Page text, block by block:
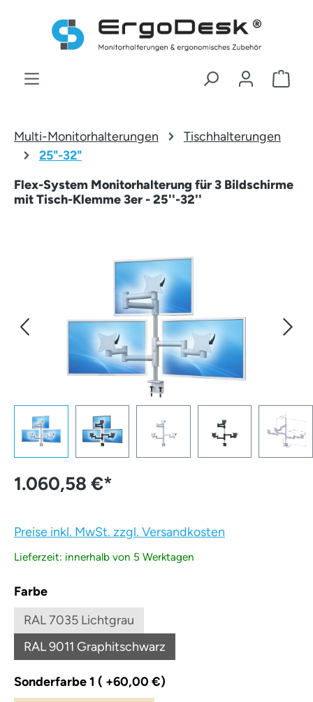
Zum Hauptinhalt springen
Multi-Monitorhalterungen
Tischhalterungen
25"-32"
Flex-System Monitorhalterung für 3 Bildschirme
mit Tisch-Klemme 3er - 25''-32''
Bildergalerie überspringen
1.060,58 €*
Preise inkl. MwSt. zzgl. Versandkosten
Lieferzeit: innerhalb von 5 Werktagen
Farbeauswählen
RAL 7035 Lichtgrau
(Diese Option ist zurzeit nicht verfügbar.)
RAL 9011 Graphitschwarz
(Diese Option ist zurzeit nicht verfügbar.)
Sonderfarbe 1 ( +60,00 €)